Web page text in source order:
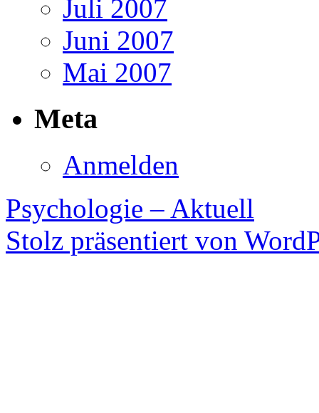
Juli 2007
Juni 2007
Mai 2007
Meta
Anmelden
Psychologie – Aktuell
Stolz präsentiert von